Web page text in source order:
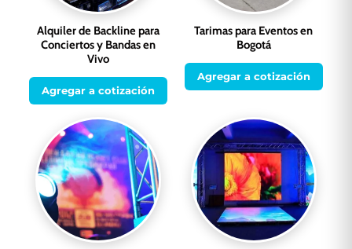
Alquiler de Backline para
Conciertos y Bandas en
Vivo
Agregar a cotización
Tarimas para Eventos en
Bogotá
Agregar a cotización